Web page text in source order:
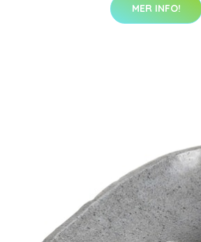
MER INFO!